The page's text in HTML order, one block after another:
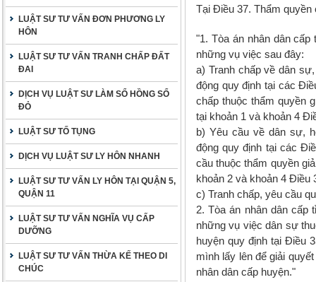
LUẬT SƯ TƯ VẤN ĐƠN PHƯƠNG LY
HÔN
LUẬT SƯ TƯ VẤN TRANH CHẤP ĐẤT
ĐAI
DỊCH VỤ LUẬT SƯ LÀM SỔ HỒNG SỔ
ĐỎ
LUẬT SƯ TỐ TỤNG
DỊCH VỤ LUẬT SƯ LY HÔN NHANH
LUẬT SƯ TƯ VẤN LY HÔN TẠI QUẬN 5,
QUẬN 11
LUẬT SƯ TƯ VẤN NGHĨA VỤ CẤP
DƯỠNG
LUẬT SƯ TƯ VẤN THỪA KẾ THEO DI
CHÚC
Tại Điều 37. Thẩm quyền
"1. Tòa án nhân dân
những vụ việc sau đây:
a) Tranh chấp về dân
động quy định tại các
chấp thuộc thẩm quyền
tại khoản 1 và khoản 4
b) Yêu cầu về dân sự,
động quy định tại các
cầu thuộc thẩm quyền
khoản 2 và khoản 4 Điều
c) Tranh chấp, yêu cầu
2. Tòa án nhân dân cấp
những vụ việc dân sự
huyện quy định tại Điều
mình lấy lên để giải
nhân dân cấp huyện."